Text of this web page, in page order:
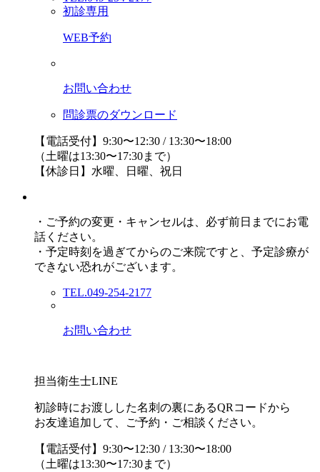
初診専用
WEB予約
お問い合わせ
問診票のダウンロード
【電話受付】9:30〜12:30 / 13:30〜18:00
（土曜は13:30〜17:30まで）
【休診日】水曜、日曜、祝日
・ご予約の変更・キャンセルは、必ず前日までにお電
話ください。
・予定時刻を過ぎてからのご来院ですと、予定診療が
できない恐れがございます。
TEL.049-254-2177
お問い合わせ
担当衛生士LINE
初診時にお渡しした名刺の裏にあるQRコードから
お友達追加して、ご予約・ご相談ください。
【電話受付】9:30〜12:30 / 13:30〜18:00
（土曜は13:30〜17:30まで）